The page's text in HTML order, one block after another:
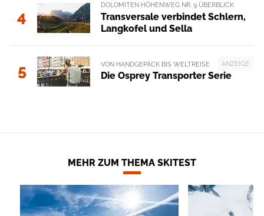
4
DOLOMITEN HÖHENWEG NR. 9 ÜBERBLICK
Transversale verbindet Schlern,
Langkofel und Sella
5 ANZEIGE
VON HANDGEPÄCK BIS WELTREISE
Die Osprey Transporter Serie
MEHR ZUM THEMA SKITEST